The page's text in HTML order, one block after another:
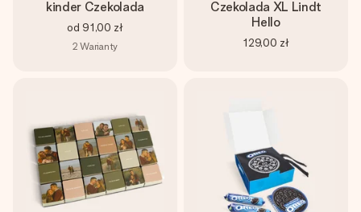
kinder Czekolada
od 91,00 zł
2 Warianty
Czekolada XL Lindt
Hello
129,00 zł